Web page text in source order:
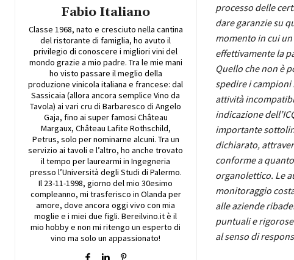
Fabio Italiano
Classe 1968, nato e cresciuto nella cantina
del ristorante di famiglia, ho avuto il
privilegio di conoscere i migliori vini del
mondo grazie a mio padre. Tra le mie mani
ho visto passare il meglio della
produzione vinicola italiana e francese: dal
Sassicaia (allora ancora semplice Vino da
Tavola) ai vari cru di Barbaresco di Angelo
Gaja, fino ai super famosi Château
Margaux, Château Lafite Rothschild,
Petrus, solo per nominarne alcuni. Tra un
servizio ai tavoli e l’altro, ho anche trovato
il tempo per laurearmi in Ingegneria
presso l’Università degli Studi di Palermo.
Il 23-11-1998, giorno del mio 30esimo
compleanno, mi trasferisco in Olanda per
amore, dove ancora oggi vivo con mia
moglie e i miei due figli. Bereilvino.it è il
mio hobby e non mi ritengo un esperto di
vino ma solo un appassionato!
processo delle
dare garanzie su
momento in cui
effettivamente la
Quello che non è
spedire i
attività
indicazione
importante
dichiarato,
conforme a
organolettico. Le
monitoraggio
alle aziende
puntuali e
al senso di